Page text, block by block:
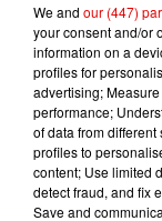
MARGUERITE
Bellevie
We and our (447)
your consent and/or
information on a
profiles for
advertising;
performance;
of data from
profiles to
content; Use limited
detect fraud, and fix
Save and